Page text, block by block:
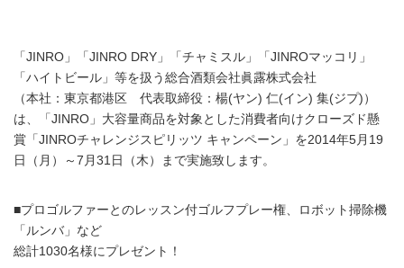
「JINRO」「JINRO DRY」「チャミスル」「JINROマッコリ」
「ハイトビール」等を扱う総合酒類会社眞露株式会社
（本社：東京都港区 代表取締役：楊(ヤン) 仁(イン) 集(ジプ)）
は、「JINRO」大容量商品を対象とした消費者向けクローズド懸
賞「JINROチャレンジスピリッツ キャンペーン」を2014年5月19
日（月）～7月31日（木）まで実施致します。
■プロゴルファーとのレッスン付ゴルフプレー権、ロボット掃除機
「ルンバ」など
総計1030名様にプレゼント！